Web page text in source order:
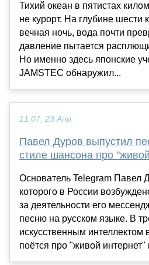
Тихий океан в пятистах
не курорт. На глубине шести
вечная ночь, вода почти
давление пытается
Но именно здесь японские
JAMSTEC обнаружил...
11:07, 23 Апр
Павел Дуров выпустил
стиле шансона про
Основатель Telegram Павел
которого в России
за деятельности его
песню на русском языке. В
искусственным интеллектом
поётся про "живой интернет"